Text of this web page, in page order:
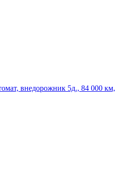
внедорожник 5д., 84 000 км,